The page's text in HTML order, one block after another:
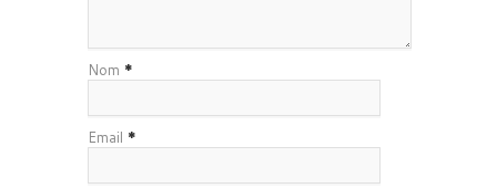
Nom *
Email *